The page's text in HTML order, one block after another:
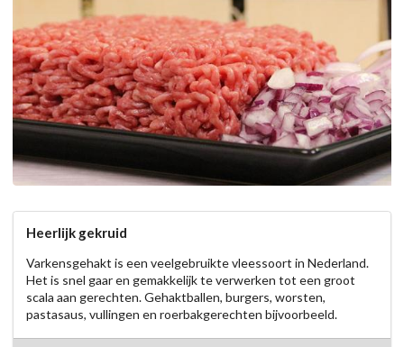
Heerlijk gekruid
Varkensgehakt is een veelgebruikte vleessoort in Nederland.
Het is snel gaar en gemakkelijk te verwerken tot een groot
scala aan gerechten. Gehaktballen, burgers, worsten,
pastasaus, vullingen en roerbakgerechten bijvoorbeeld.